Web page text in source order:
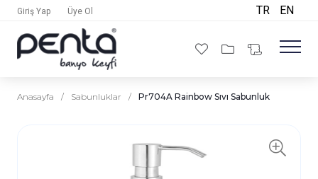
Giriş Yap Üye Ol TR EN
Anasayfa / Sabunluklar / Pr704A Rainbow Sıvı Sabunluk